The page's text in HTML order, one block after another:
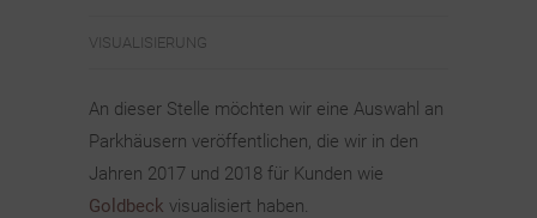
VISUALISIERUNG
An dieser Stelle möchten wir eine Auswahl an
Parkhäusern veröffentlichen, die wir in den
Jahren 2017 und 2018 für Kunden wie
Goldbeck visualisiert haben.